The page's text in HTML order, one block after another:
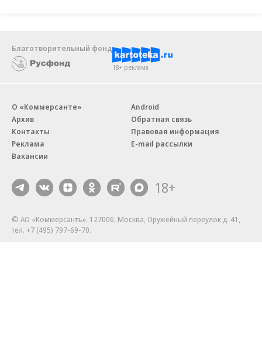
Благотворительный фонд
18+ реклама
О «Коммерсанте»
Архив
Контакты
Реклама
Вакансии
Android
Обратная связь
Правовая информация
E-mail рассылки
18+
© АО «Коммерсантъ». 127006, Москва, Оружейный переулок д. 41,
тел. +7 (495) 797-69-70.